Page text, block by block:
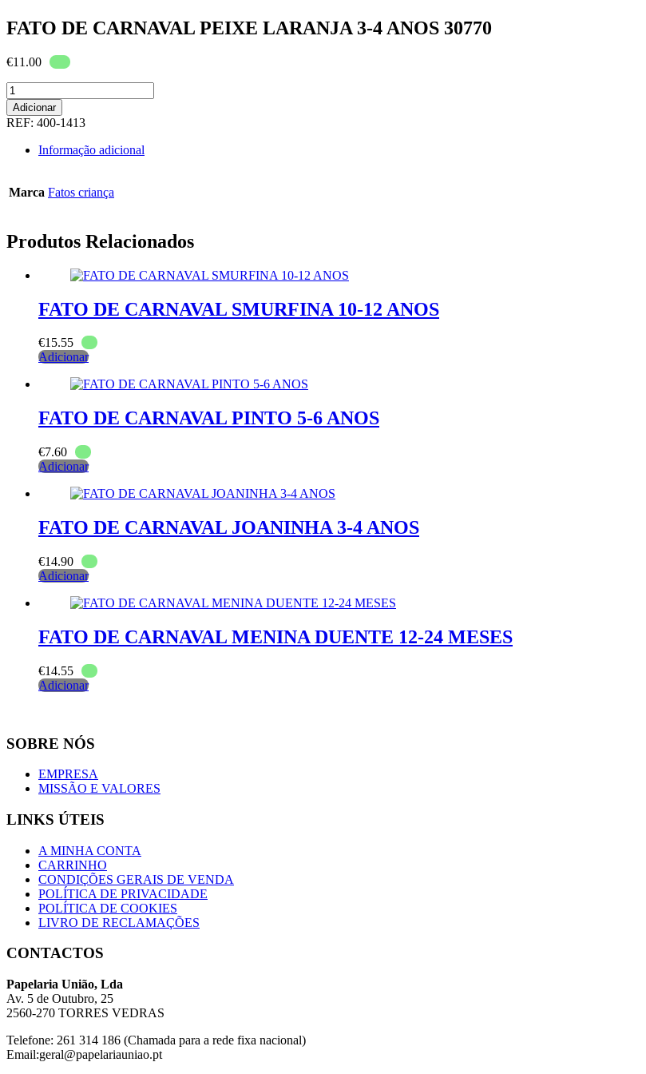
FATO DE CARNAVAL PEIXE LARANJA 3-4 ANOS 30770
€11.00
Quantidade
de
FATO
DE
CARNAVAL
PEIXE
3-
30770
Adicionar
REF: 400-1413
Informação adicional
Marca Fatos criança
Produtos Relacionados
FATO DE CARNAVAL SMURFINA 10-12 ANOS
€15.55
Adicionar
FATO DE CARNAVAL PINTO 5-6 ANOS
€7.60
Adicionar
FATO DE CARNAVAL JOANINHA 3-4 ANOS
€14.90
Adicionar
FATO DE CARNAVAL MENINA DUENTE 12-24 MESES
€14.55
Adicionar
SOBRE NÓS
EMPRESA
MISSÃO E VALORES
LINKS ÚTEIS
A MINHA CONTA
CARRINHO
CONDIÇÕES GERAIS DE VENDA
POLÍTICA DE PRIVACIDADE
POLÍTICA DE COOKIES
LIVRO DE RECLAMAÇÕES
CONTACTOS
Papelaria União, Lda
Av. 5 de Outubro, 25
2560-270 TORRES VEDRAS
Telefone: 261 314 186 (Chamada para a rede fixa nacional)
Email:geral@papelariauniao.pt